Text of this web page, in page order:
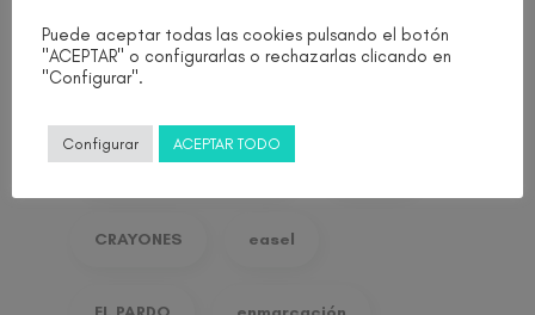
comprensión
comunidad de madrid
CRAYONES easel
Puede aceptar todas las cookies pulsando el botón
"ACEPTAR" o configurarlas o rechazarlas clicando en
"Configurar".
Configurar ACEPTAR TODO